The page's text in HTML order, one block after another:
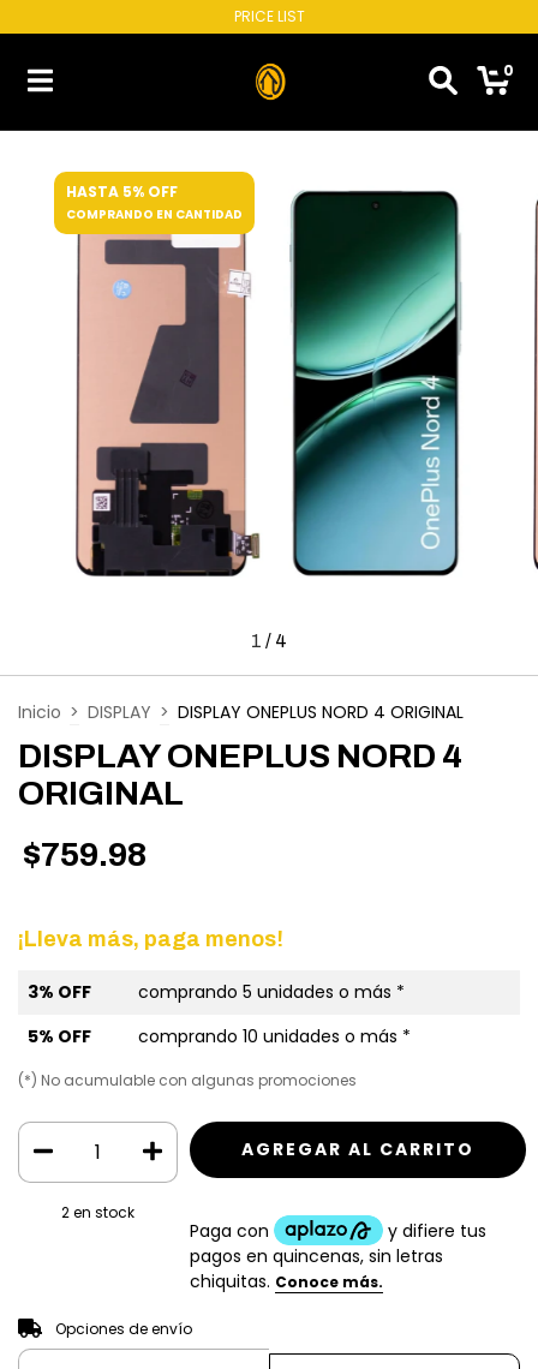
PRICE LIST
0
HASTA 5% OFF
COMPRANDO EN CANTIDAD
1 / 4
Inicio > DISPLAY > DISPLAY ONEPLUS NORD 4 ORIGINAL
DISPLAY ONEPLUS NORD 4
ORIGINAL
$759.98
¡Lleva más, paga menos!
3% OFF
comprando 5 unidades o más *
5% OFF
comprando 10 unidades o más *
(*) No acumulable con algunas promociones
2en stock
Entregas para el CP:
Opciones de envío